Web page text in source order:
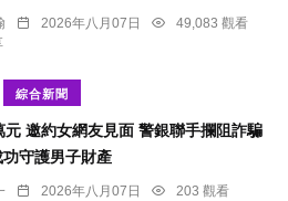
2026年八月07日
49,083 觀看
綜合新聞
元 邀約女網友見面 警銀聯手攔阻詐騙
守護男子財產
2026年八月07日
203 觀看